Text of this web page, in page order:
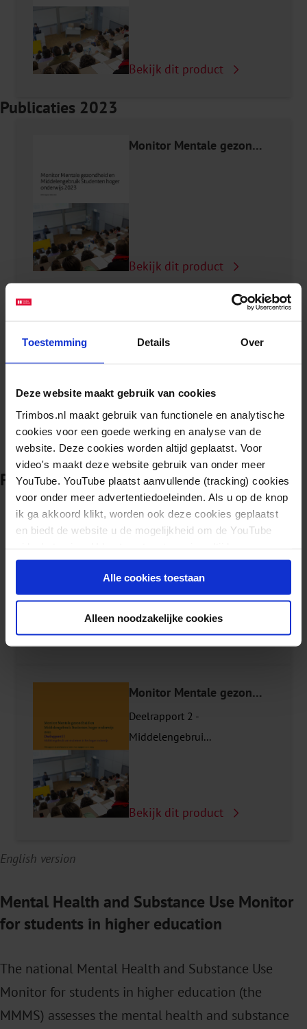
Toestemming Details Over
Deze website maakt gebruik van cookies
Trimbos.nl maakt gebruik van functionele en analytische
cookies voor een goede werking en analyse van de
website. Deze cookies worden altijd geplaatst. Voor
video's maakt deze website gebruik van onder meer
YouTube. YouTube plaatst aanvullende (tracking) cookies
voor onder meer advertentiedoeleinden. Als u op de knop
ik ga akkoord klikt, worden ook deze cookies geplaatst
en biedt de website u de mogelijkheid om de YouTube
intrekken.
Alle cookies toestaan
Alleen noodzakelijke cookies
Bekijk dit product
Publicaties 2023
Monitor Mentale gezondheid en Middelengebruik Studenten hoger onderwijs
Bekijk dit product
Factsheet mentale gezondheid
Bekijk dit product
Publicaties 2021
Monitor Mentale gezondheid en Middelengebruik Studenten hoger onderwijs
Deelrapport 1 - Mentale
gezond...
Bekijk dit product
Monitor Mentale gezondheid en Middelengebruik Studenten hoger onderwijs
Deelrapport 2 -
Middelengebrui...
Bekijk dit product
English version
Mental Health and Substance Use Monitor
for students in higher education
The national Mental Health and Substance Use
Monitor for students in higher education (the
MMMS) assesses the mental health and substance